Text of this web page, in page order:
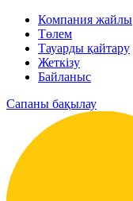
Компания жайлы
Төлем
Тауарды қайтару
Жеткізу
Байланыс
Сапаны бақылау